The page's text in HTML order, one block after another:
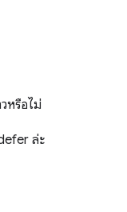
หรือไม่
ล่ะ